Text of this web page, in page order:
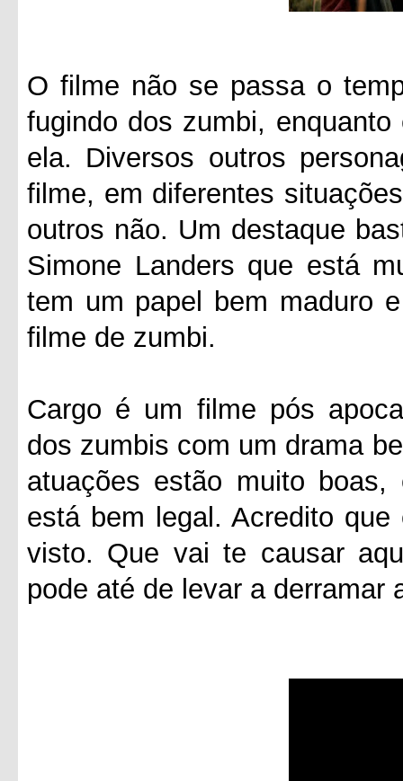
O filme não se passa o
fugindo dos zumbi,
ela. Diversos outros
filme, em diferentes
outros não. Um destaque
Simone Landers que está
tem um papel bem maduro
filme de zumbi.
Cargo é um filme pós
dos zumbis com um drama
atuações estão muito
está bem legal. Acredito
visto. Que vai te causar
pode até de levar a derramar